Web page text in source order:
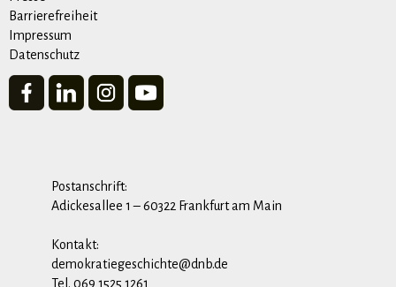
Barrierefreiheit
Impressum
Datenschutz
Postanschrift:
Adickesallee 1 – 60322 Frankfurt am Main
Kontakt:
demokratiegeschichte@dnb.de
Tel. 069 1525 1261